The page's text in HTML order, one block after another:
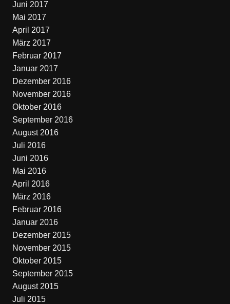
Juni 2017
Mai 2017
April 2017
März 2017
Februar 2017
Januar 2017
Dezember 2016
November 2016
Oktober 2016
September 2016
August 2016
Juli 2016
Juni 2016
Mai 2016
April 2016
März 2016
Februar 2016
Januar 2016
Dezember 2015
November 2015
Oktober 2015
September 2015
August 2015
Juli 2015